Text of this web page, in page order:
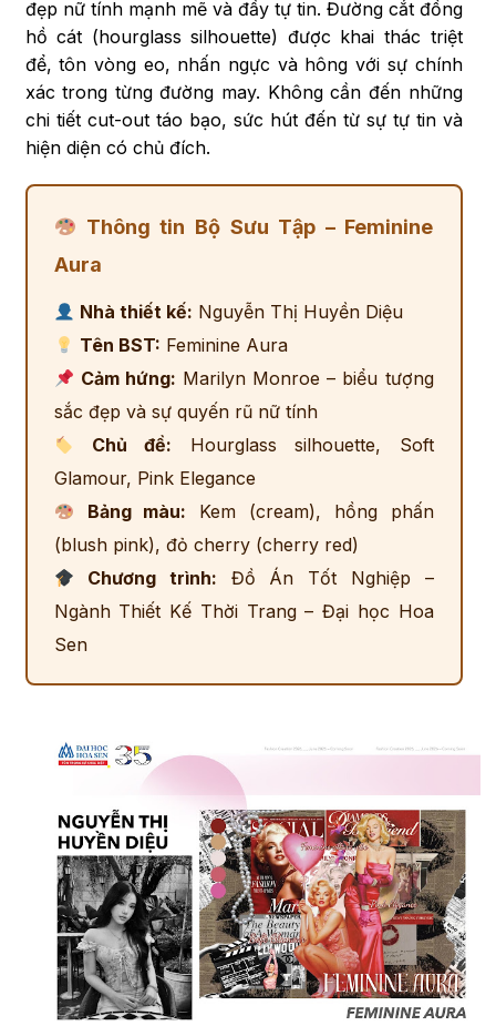
đẹp nữ tính mạnh mẽ và đầy tự tin. Đường cắt đồng
hồ cát (hourglass silhouette) được khai thác triệt
để, tôn vòng eo, nhấn ngực và hông với sự chính
xác trong từng đường may. Không cần đến những
chi tiết cut-out táo bạo, sức hút đến từ sự tự tin và
hiện diện có chủ đích.
Thông tin Bộ Sưu Tập – Feminine
Aura
Nhà thiết kế: Nguyễn Thị Huyền Diệu
Tên BST: Feminine Aura
Cảm hứng: Marilyn Monroe – biểu tượng
sắc đẹp và sự quyến rũ nữ tính
Chủ đề: Hourglass silhouette, Soft
Glamour, Pink Elegance
Bảng màu: Kem (cream), hồng phấn
(blush pink), đỏ cherry (cherry red)
Chương trình: Đồ Án Tốt Nghiệp –
Ngành Thiết Kế Thời Trang – Đại học Hoa
Sen